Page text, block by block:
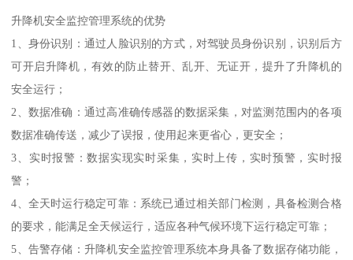
升降机安全监控管理系统的优势
1、身份识别：通过人脸识别的方式，对驾驶员身份识别，识别后方
可开启升降机，有效的防止替开、乱开、无证开，提升了升降机的
安全运行；
2、数据准确：通过高准确传感器的数据采集，对监测范围内的各项
数据准确传送，减少了误报，使用起来更省心，更安全；
3、实时报警：数据实现实时采集，实时上传，实时预警，实时报
警；
4、全天时运行稳定可靠：系统已通过相关部门检测，具备检测合格
的要求，能满足全天候运行，适应各种气候环境下运行稳定可靠；
5、告警存储：升降机安全监控管理系统本身具备了数据存储功能，